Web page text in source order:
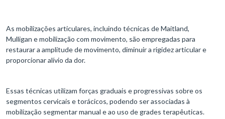
As mobilizações articulares, incluindo técnicas de Maitland,
Mulligan e mobilização com movimento, são empregadas para
restaurar a amplitude de movimento, diminuir a rigidez articular e
proporcionar alívio da dor.
Essas técnicas utilizam forças graduais e progressivas sobre os
segmentos cervicais e torácicos, podendo ser associadas à
mobilização segmentar manual e ao uso de grades terapêuticas.